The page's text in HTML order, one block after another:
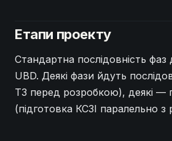
Етапи проекту
Стандартна послідовність фаз
UBD. Деякі фази йдуть
ТЗ перед розробкою), деякі —
(підготовка КСЗІ паралельно